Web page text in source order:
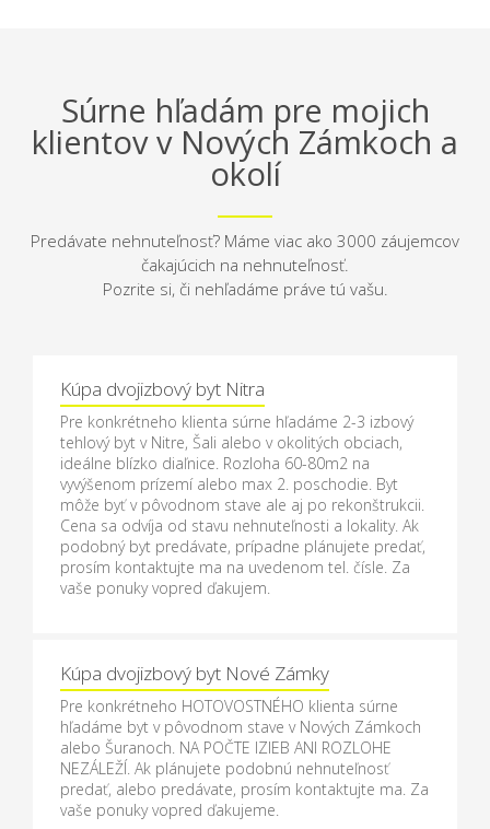
Súrne hľadám pre mojich
klientov v Nových Zámkoch a
okolí
Predávate nehnuteľnosť? Máme viac ako 3000 záujemcov
čakajúcich na nehnuteľnosť.
Pozrite si, či nehľadáme práve tú vašu.
Kúpa dvojizbový byt Nitra
Pre konkrétneho klienta súrne hľadáme 2-3 izbový
tehlový byt v Nitre, Šali alebo v okolitých obciach,
ideálne blízko diaľnice. Rozloha 60-80m2 na
vyvýšenom prízemí alebo max 2. poschodie. Byt
môže byť v pôvodnom stave ale aj po rekonštrukcii.
Cena sa odvíja od stavu nehnuteľnosti a lokality. Ak
podobný byt predávate, prípadne plánujete predať,
prosím kontaktujte ma na uvedenom tel. čísle. Za
vaše ponuky vopred ďakujem.
Kúpa dvojizbový byt Nové Zámky
Pre konkrétneho HOTOVOSTNÉHO klienta súrne
hľadáme byt v pôvodnom stave v Nových Zámkoch
alebo Šuranoch. NA POČTE IZIEB ANI ROZLOHE
NEZÁLEŽÍ. Ak plánujete podobnú nehnuteľnosť
predať, alebo predávate, prosím kontaktujte ma. Za
vaše ponuky vopred ďakujeme.